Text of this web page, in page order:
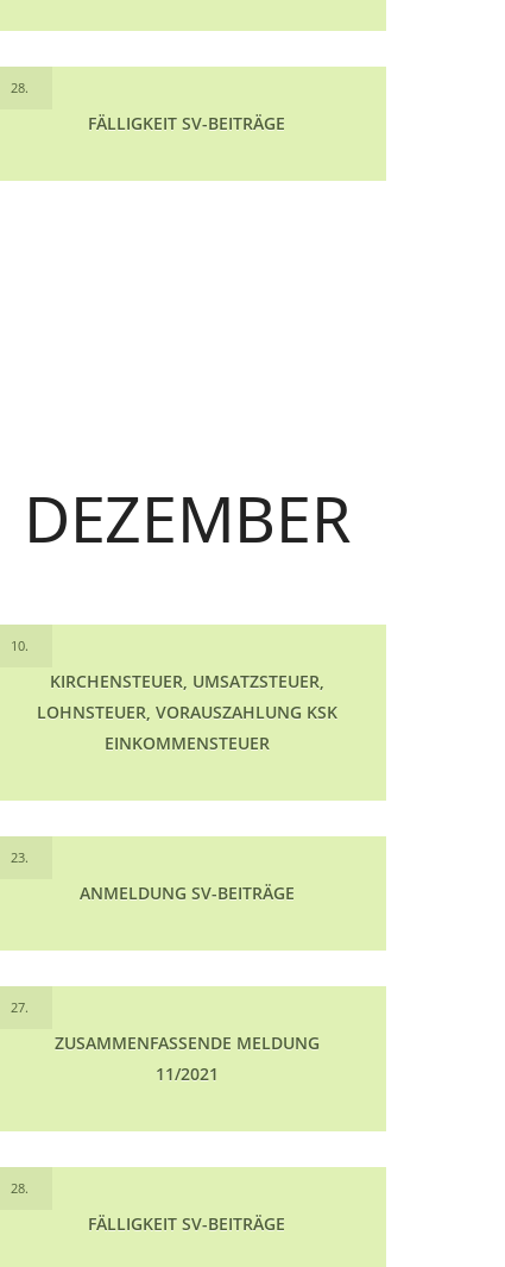
28.
FÄLLIGKEIT SV-BEITRÄGE
DEZEMBER
10.
KIRCHENSTEUER, UMSATZSTEUER,
LOHNSTEUER, VORAUSZAHLUNG KSK
EINKOMMENSTEUER
23.
ANMELDUNG SV-BEITRÄGE
27.
ZUSAMMENFASSENDE MELDUNG
11/2021
28.
FÄLLIGKEIT SV-BEITRÄGE